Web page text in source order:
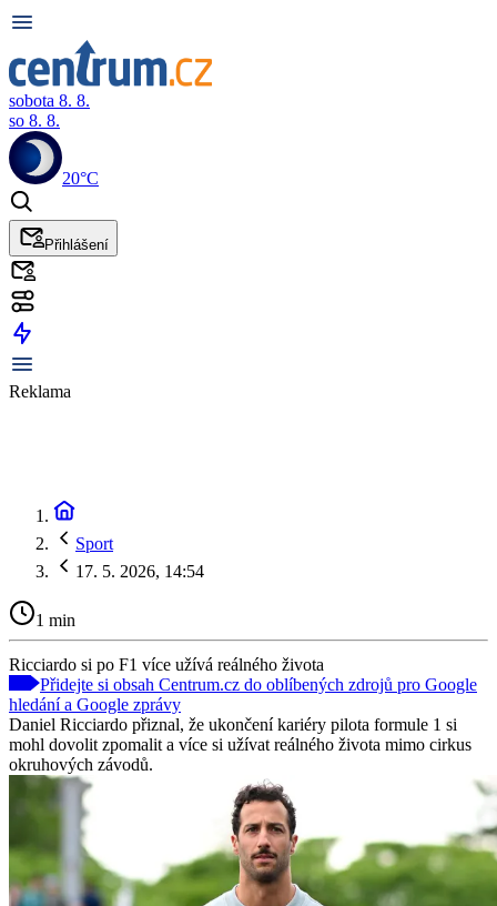
sobota 8. 8.
so 8. 8.
20°C
Přihlášení
Reklama
Sport
17. 5. 2026, 14:54
1 min
Ricciardo si po F1 více užívá reálného života
Přidejte si obsah Centrum.cz do oblíbených zdrojů pro Google
hledání a Google zprávy
Daniel Ricciardo přiznal, že ukončení kariéry pilota formule 1 si
mohl dovolit zpomalit a více si užívat reálného života mimo cirkus
okruhových závodů.